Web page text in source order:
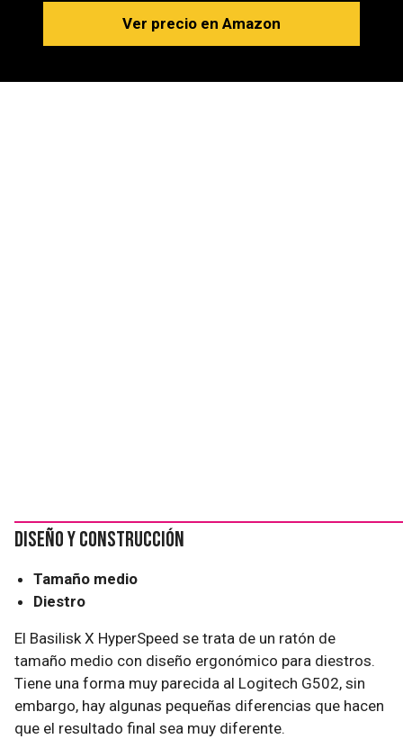
Ver precio en Amazon
Diseño y construcción
Tamaño medio
Diestro
El Basilisk X HyperSpeed se trata de un ratón de
tamaño medio con diseño ergonómico para diestros.
Tiene una forma muy parecida al Logitech G502, sin
embargo, hay algunas pequeñas diferencias que hacen
que el resultado final sea muy diferente.